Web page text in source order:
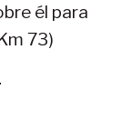
él para
73)